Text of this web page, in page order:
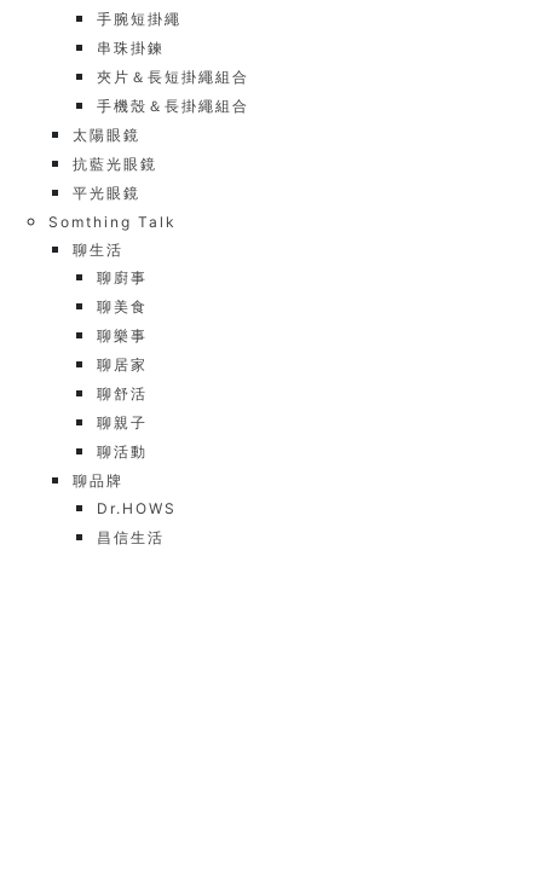
手腕短掛繩
串珠掛鍊
夾片＆長短掛繩組合
手機殼＆長掛繩組合
太陽眼鏡
抗藍光眼鏡
平光眼鏡
Somthing Talk
聊生活
聊廚事
聊美食
聊樂事
聊居家
聊舒活
聊親子
聊活動
聊品牌
Dr.HOWS
昌信生活